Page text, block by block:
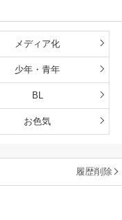
メディア化
少年・青年
BL
お色気
履歴削除